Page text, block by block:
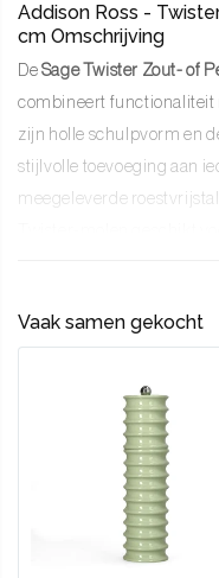
Addison Ross -
cm Omschrijving
De Sage Twister Zout- of
combineert functionaliteit
zijn holle schulpvorm en
stijlvolle toevoeging aan
meegeleverde
bepaal je zelf of de
Stel jouw eigen unieke set
Doordat je zelf je eigen
combineer bijvoorbeeld
Unieke kenmerken en
Elegant en uniek design
geeft deze molen een
Vaak samen gekocht